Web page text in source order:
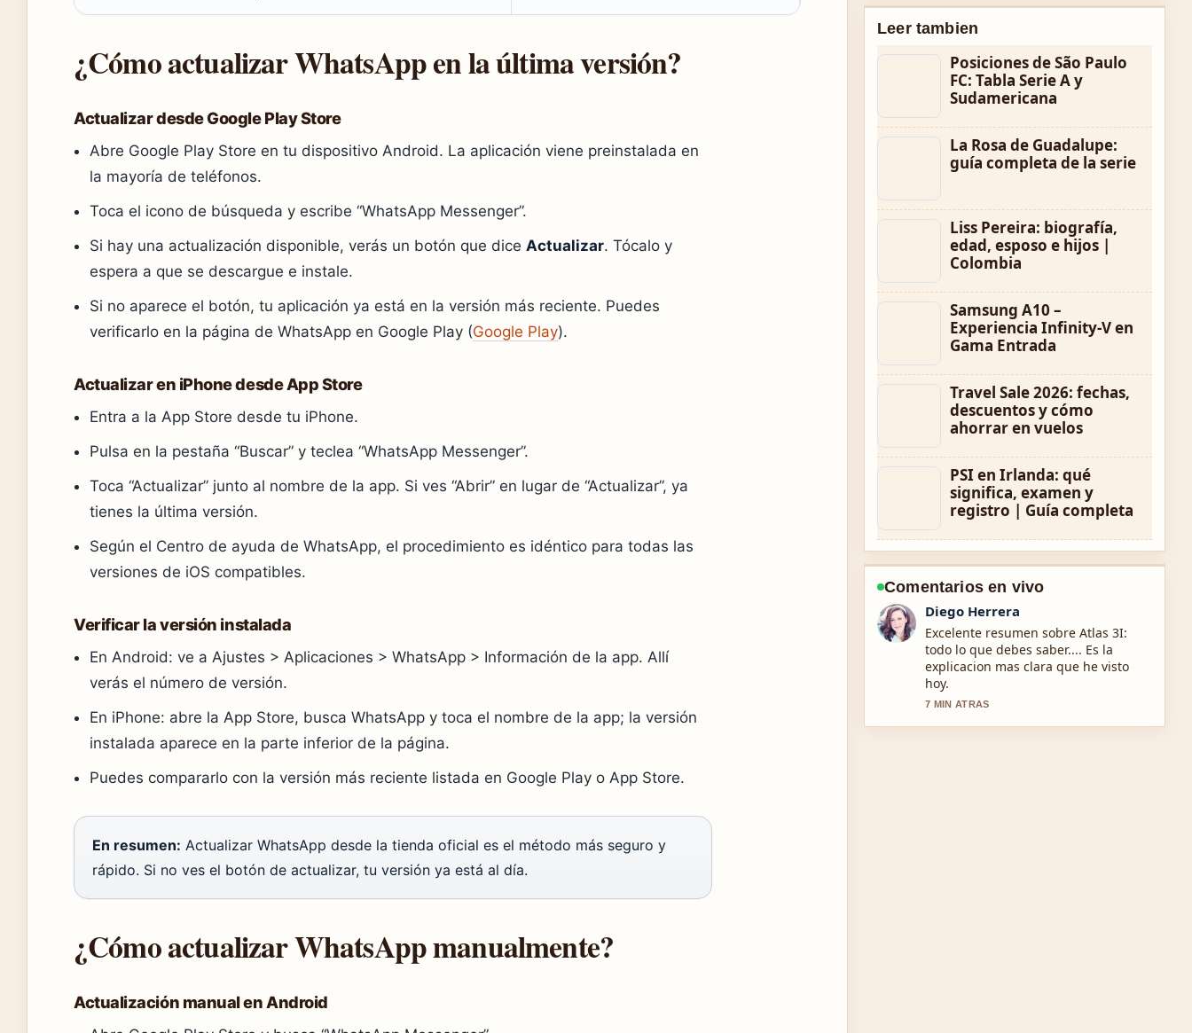
¿Cómo actualizar WhatsApp en la última versión?
Actualizar desde Google Play Store
Abre Google Play Store en tu dispositivo Android. La aplicación viene preinstalada en
la mayoría de teléfonos.
Toca el icono de búsqueda y escribe “WhatsApp Messenger”.
Si hay una actualización disponible, verás un botón que diceActualizar. Tócalo y
espera a que se descargue e instale.
Si no aparece el botón, tu aplicación ya está en la versión más reciente. Puedes
verificarlo en la página de WhatsApp en Google Play (Google Play).
Actualizar en iPhone desde App Store
Entra a la App Store desde tu iPhone.
Pulsa en la pestaña “Buscar” y teclea “WhatsApp Messenger”.
Toca “Actualizar” junto al nombre de la app. Si ves “Abrir” en lugar de “Actualizar”, ya
tienes la última versión.
Según el Centro de ayuda de WhatsApp, el procedimiento es idéntico para todas las
versiones de iOS compatibles.
Verificar la versión instalada
En Android: ve a Ajustes > Aplicaciones > WhatsApp > Información de la app. Allí
verás el número de versión.
En iPhone: abre la App Store, busca WhatsApp y toca el nombre de la app; la versión
instalada aparece en la parte inferior de la página.
Puedes compararlo con la versión más reciente listada en Google Play o App Store.
En resumen: Actualizar WhatsApp desde la tienda oficial es el método más seguro y
rápido. Si no ves el botón de actualizar, tu versión ya está al día.
¿Cómo actualizar WhatsApp manualmente?
Actualización manual en Android
Leer tambien
Posiciones de São Paulo
FC: Tabla Serie A y
Sudamericana
La Rosa de Guadalupe:
guía completa de la serie
Liss Pereira: biografía,
edad, esposo e hijos |
Colombia
Samsung A10 –
Experiencia Infinity-V en
Gama Entrada
Travel Sale 2026: fechas,
descuentos y cómo
ahorrar en vuelos
PSI en Irlanda: qué
significa, examen y
registro | Guía completa
Comentarios en vivo
Valentina Rojas
Estoy siguiendo 365 Scores: cómo
descargar la app, APK... de cerca y se
agradece el tono equilibrado.
9 MIN ATRAS